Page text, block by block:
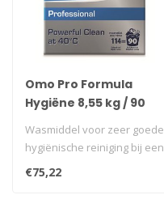
Omo Pro Formula
Hygiëne 8,55 kg / 90
Wasmiddel voor zeer goede
hygiënische reiniging bij een
lage temperatuur (40°C..
€75,22